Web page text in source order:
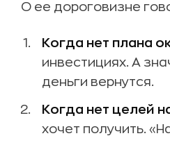
О ее дороговизне
Когда нет плана
инвестициях. А
деньги вернутся.
Когда нет целей
хочет получить.